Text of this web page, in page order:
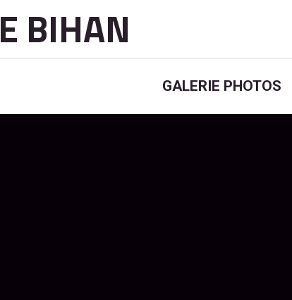
BIHAN
GALERIE PHOTOS